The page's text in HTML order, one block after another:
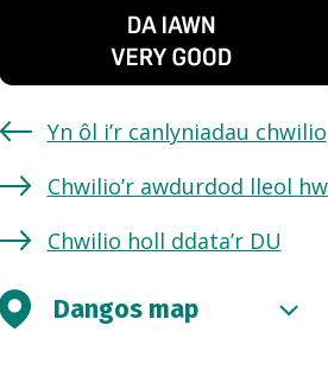
Yn ôl i’r canlyniadau chwilio
Chwilio’r awdurdod lleol
Chwilio holl ddata’r DU
Dangos map